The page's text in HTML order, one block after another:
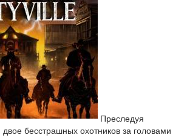
Преследуя
двое бесстрашных охотников за головами